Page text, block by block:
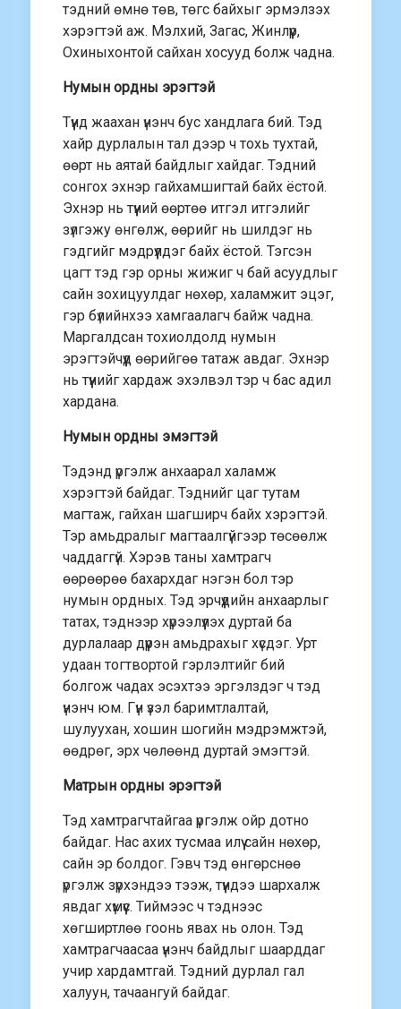
тэдний өмнө төв, төгс байхыг эрмэлзэх
хэрэгтэй аж. Мэлхий, Загас, Жинлүүр,
Охиныхонтой сайхан хосууд болж чадна.
Нумын ордны эрэгтэй
Түүнд жаахан үнэнч бус хандлага бий. Тэд
хайр дурлалын тал дээр ч тохь тухтай,
өөрт нь аятай байдлыг хайдаг. Тэдний
сонгох эхнэр гайхамшигтай байх ёстой.
Эхнэр нь түүний өөртөө итгэл итгэлийг
зүлгэжу өнгөлж, өөрийг нь шилдэг нь
гэдгийг мэдрүүлдэг байх ёстой. Тэгсэн
цагт тэд гэр орны жижиг ч бай асуудлыг
сайн зохицуулдаг нөхөр, халамжит эцэг,
гэр бүлийнхээ хамгаалагч байж чадна.
Маргалдсан тохиолдолд нумын
эрэгтэйчүүд өөрийгөө татаж авдаг. Эхнэр
нь түүнийг хардаж эхэлвэл тэр ч бас адил
хардана.
Нумын ордны эмэгтэй
Тэдэнд үргэлж анхаарал халамж
хэрэгтэй байдаг. Тэднийг цаг тутам
магтаж, гайхан шагширч байх хэрэгтэй.
Тэр амьдралыг магтаалгүйгээр төсөөлж
чаддаггүй. Хэрэв таны хамтрагч
өөрөөрөө бахархдаг нэгэн бол тэр
нумын ордных. Тэд эрчүүдийн анхаарлыг
татах, тэднээр хүрээлүүлэх дуртай ба
дурлалаар дүүрэн амьдрахыг хүсдэг. Урт
удаан тогтвортой гэрлэлтийг бий
болгож чадах эсэхтээ эргэлздэг ч тэд
үнэнч юм. Гүн үзэл баримтлалтай,
шулуухан, хошин шогийн мэдрэмжтэй,
өөдрөг, эрх чөлөөнд дуртай эмэгтэй.
Матрын ордны эрэгтэй
Тэд хамтрагчтайгаа үргэлж ойр дотно
байдаг. Нас ахих тусмаа илүү сайн нөхөр,
сайн эр болдог. Гэвч тэд өнгөрснөө
үргэлж зүрхэндээ тээж, түүндээ шархалж
явдаг хүмүүс. Тиймээс ч тэднээс
хөгширтлөө гоонь явах нь олон. Тэд
хамтрагчаасаа үнэнч байдлыг шаарддаг
учир хардамтгай. Тэдний дурлал гал
халуун, тачаангуй байдаг.